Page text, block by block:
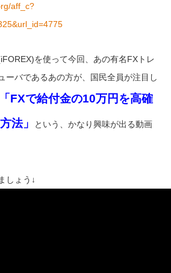
aff_c?
を使って今回、あの有名FXトレ
ーバであるあの方が、国民全員が注目し
「FXで給付金の10万円を高確
法」
という、かなり興味が出る動画
しょう↓